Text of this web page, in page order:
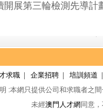
開展第三輪檢測先導計
求職 企業招聘 培訓頻道
:本網只提供公司和求職者之
未經澳門人才網 同意